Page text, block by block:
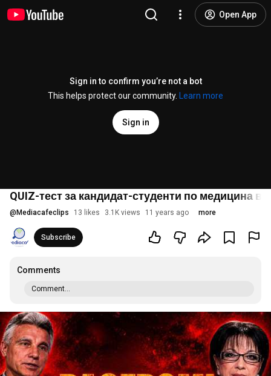
Open App
Sign in to confirm you’re not a bot
This helps protect our community.
Learn more
Sign in
QUIZ-тест за кандидат-студенти по медицина
@ Mediacafeclips 13 likes 3.1K views 11 years ago more
Subscribe
Comments
Comment...